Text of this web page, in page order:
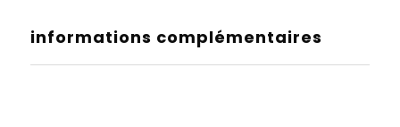
informations complémentaires